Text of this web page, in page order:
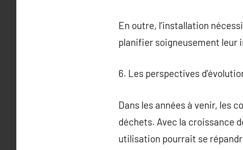
En outre, l’installation
planifier soigneusement leur
6. Les perspectives
Dans les années à venir, les
déchets. Avec la croissance
utilisation pourrait se